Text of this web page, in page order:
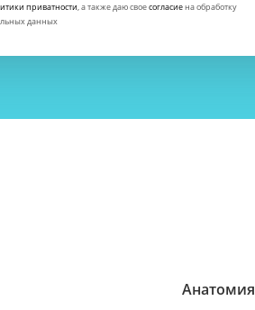
приватности, а также даю своесогласиена обработку
данных
Анатомия